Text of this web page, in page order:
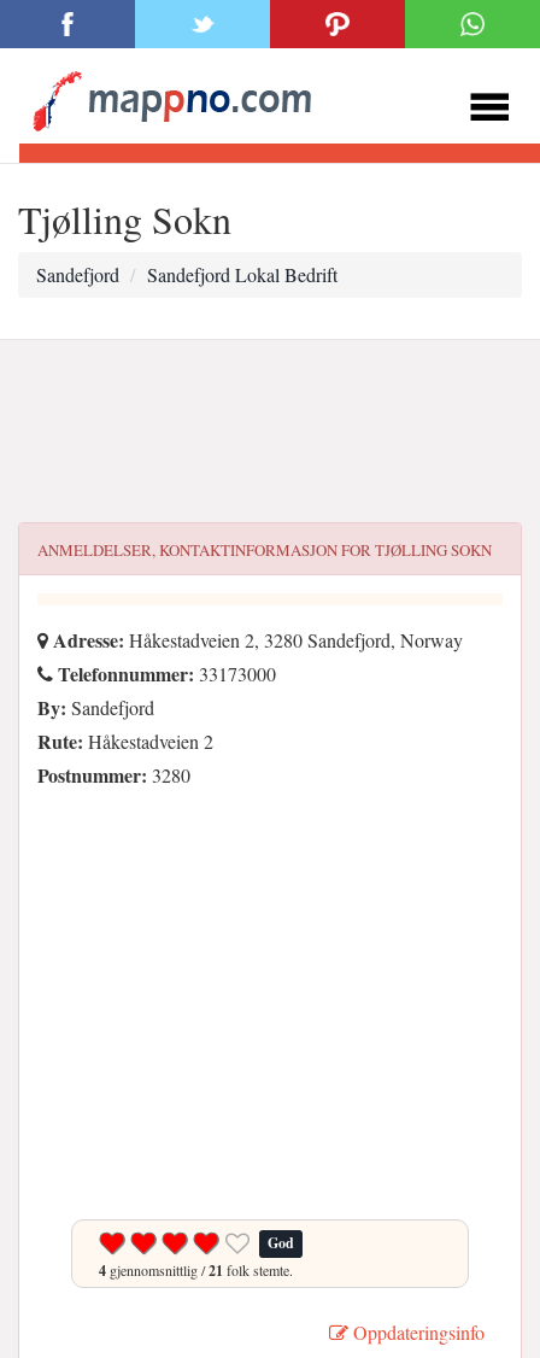
Tjølling Sokn
Sandefjord Sandefjord Lokal Bedrift
ANMELDELSER, KONTAKTINFORMASJON FORTJØLLING SOKN
Adresse: Håkestadveien 2, 3280 Sandefjord, Norway
Telefonnummer: 33173000
By: Sandefjord
Rute: Håkestadveien 2
Postnummer: 3280
God
4 gjennomsnittlig /21 folk stemte.
Oppdateringsinfo